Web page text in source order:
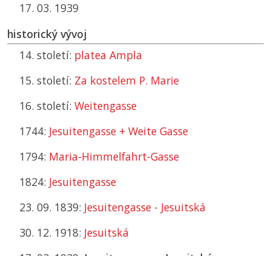
17. 03. 1939
historický vývoj
14. století: platea Ampla
15. století: Za kostelem P. Marie
16. století: Weitengasse
1744: Jesuitengasse + Weite Gasse
1794: Maria-Himmelfahrt-Gasse
1824: Jesuitengasse
23. 09. 1839: Jesuitengasse - Jesuitská
30. 12. 1918: Jesuitská